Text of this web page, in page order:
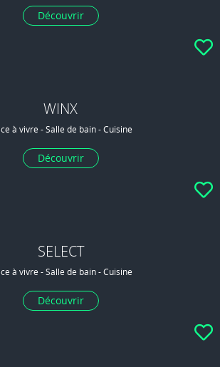
Découvrir
WINX
à vivre - Salle de bain - Cuisine
Découvrir
SELECT
à vivre - Salle de bain - Cuisine
Découvrir